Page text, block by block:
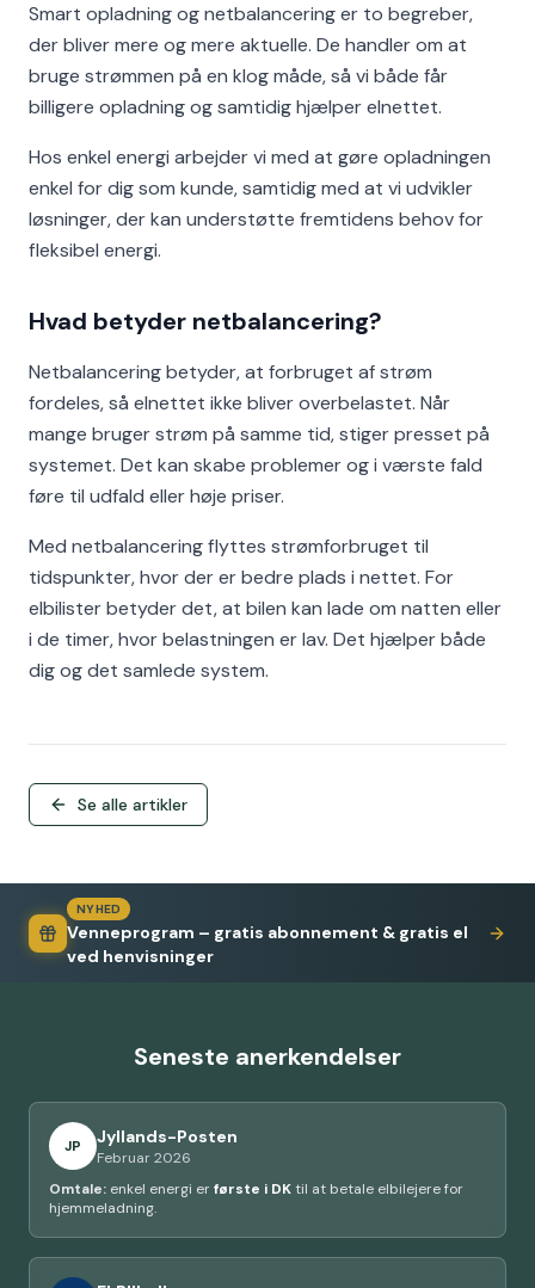
Smart opladning og netbalancering er to begreber,
der bliver mere og mere aktuelle. De handler om at
bruge strømmen på en klog måde, så vi både får
billigere opladning og samtidig hjælper elnettet.
Hos enkel energi arbejder vi med at gøre opladningen
enkel for dig som kunde, samtidig med at vi udvikler
løsninger, der kan understøtte fremtidens behov for
fleksibel energi.
Hvad betyder netbalancering?
Netbalancering betyder, at forbruget af strøm
fordeles, så elnettet ikke bliver overbelastet. Når
mange bruger strøm på samme tid, stiger presset på
systemet. Det kan skabe problemer og i værste fald
føre til udfald eller høje priser.
Med netbalancering flyttes strømforbruget til
tidspunkter, hvor der er bedre plads i nettet. For
elbilister betyder det, at bilen kan lade om natten eller
i de timer, hvor belastningen er lav. Det hjælper både
dig og det samlede system.
Se alle artikler
NYHED
Venneprogram – gratis abonnement & gratis el
ved henvisninger
Seneste anerkendelser
JP Jyllands-Posten
Februar 2026
Omtale: enkel energi erførste i DK til at betale elbilejere for
hjemmeladning.